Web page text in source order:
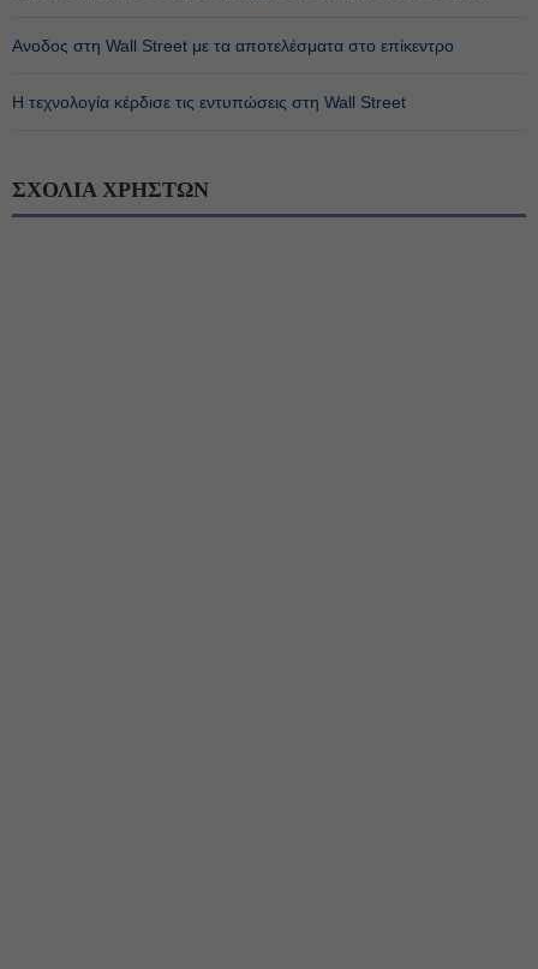
Ανοδος στη Wall Street με τα αποτελέσματα στο επίκεντρο
H τεχνολογία κέρδισε τις εντυπώσεις στη Wall Street
ΣΧΟΛΙΑ ΧΡΗΣΤΩΝ